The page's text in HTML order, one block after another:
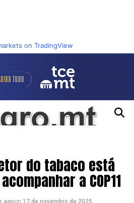
on TradingView
do tabaco está
a COP11